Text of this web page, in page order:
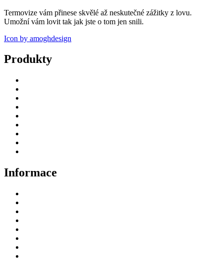
Termovize vám přinese skvělé až neskutečné zážitky z lovu.
Umožní vám lovit tak jak jste o tom jen snili.
Icon by amoghdesign
Produkty
Informace